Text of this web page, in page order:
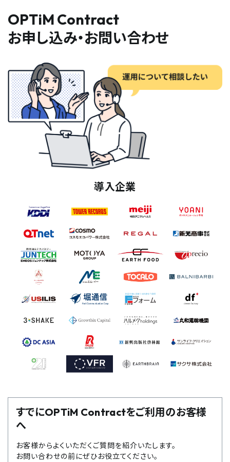
OPTiM Contract
お申し込み・お問い合わせ
導入企業
すでにOPTiM Contractをご利用のお客様
へ
お客様からよくいただくご質問を紹介いたします。
お問い合わせの前にぜひお役立てください。